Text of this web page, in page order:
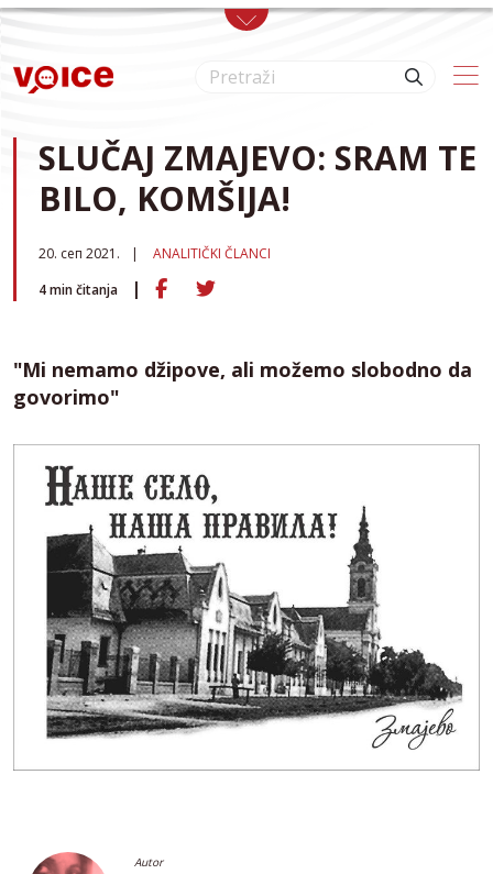
Skip to main content
SLUČAJ ZMAJEVO: SRAM TE
BILO, KOMŠIJA!
20. сеп 2021.
ANALITIČKI ČLANCI
4min čitanja
"Mi nemamo džipove, ali možemo slobodno da
govorimo"
Autor